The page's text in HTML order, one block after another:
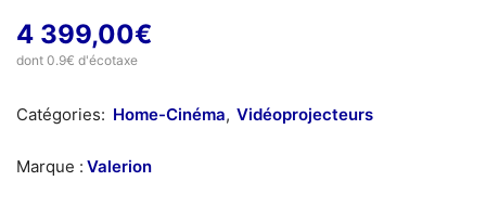
4 399,00€
dont 0.9€ d'écotaxe
Catégories: Home-Cinéma, Vidéoprojecteurs
Marque : Valerion